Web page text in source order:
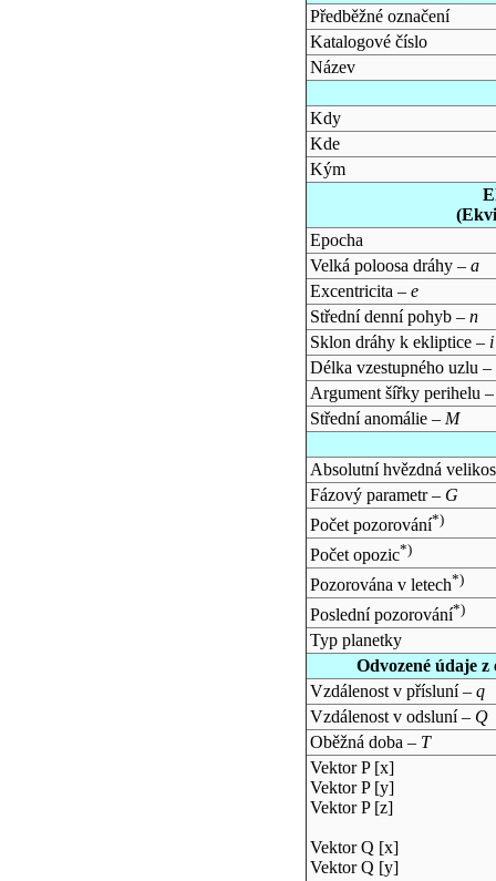
Předběžné označení
Katalogové číslo
Název
Kdy
Kde
Kým
Epocha
Velká poloosa dráhy – a
Excentricita – e
Střední denní pohyb – n
Sklon dráhy k ekliptice – i
Délka vzestupného uzlu –
Argument šířky perihelu
Střední anomálie – M
Absolutní hvězdná
Fázový parametr – G
Počet pozorování*)
Počet opozic*)
Pozorována v letech*)
Poslední pozorování*)
Typ planetky
Odvozené údaje
Vzdálenost v přísluní – q
Vzdálenost v odsluní – Q
Oběžná doba – T
Vektor P [x]
Vektor P [y]
Vektor P [z]
Vektor Q [x]
Vektor Q [y]